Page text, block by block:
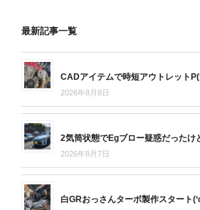
最新記事一覧
CADアイテムで時短アウトレット
2026年8月8日
2気筒状態でEgブロー疑惑だったけ
2026年8月7日
白GRおっさんターボ製作スタート